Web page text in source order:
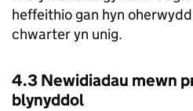
heffeithio gan hyn
chwarter yn unig.
4.3 Newidiadau mewn
blynyddol